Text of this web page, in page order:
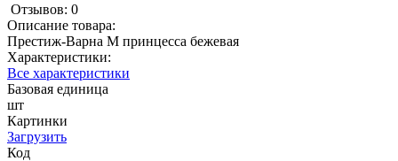
Отзывов: 0
Описание товара:
Престиж-Варна М принцесса бежевая
Характеристики:
Все характеристики
Базовая единица
шт
Картинки
Загрузить
Код